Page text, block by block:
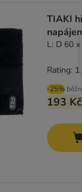
TIAKI
L: D 60
-25%
193 Kč
Rating: